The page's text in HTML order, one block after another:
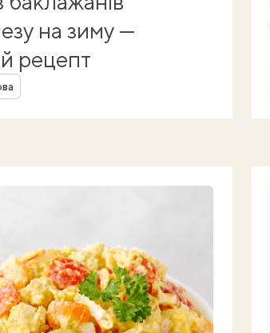
на зиму —
рецепт